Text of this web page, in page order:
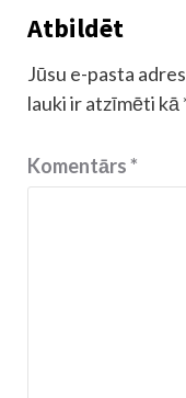
Atbildēt
Jūsu e-pasta
lauki ir atzīmēti kā
Komentārs*